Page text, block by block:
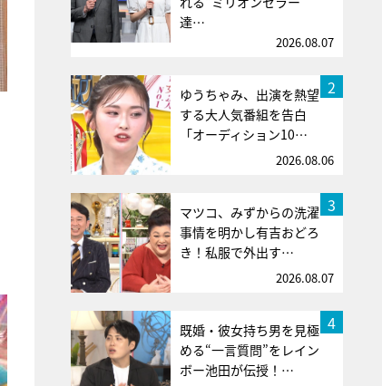
達…
2026.08.07
2
ゆうちゃみ、出演を熱望
する大人気番組を告白
「オーディション10…
2026.08.06
3
マツコ、みずからの洗濯
事情を明かし有吉おどろ
き！私服で外出す…
2026.08.07
4
既婚・彼女持ち男を見極
める“一言質問”をレイン
ボー池田が伝授！…